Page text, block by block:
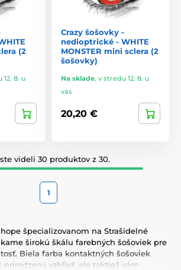
(2
12. 8. u
Crazy šošovky -
nedioptrické - WHITE
MONSTER mini sclera (2
šošovky)
Na sklade, v stredu 12. 8. u
vás
20,20 €
videli 30 produktov z 30.
1
špecializovanom na Strašidelné
širokú škálu farebných šošoviek pre
Biela farba kontaktných šošoviek
prirodzený vzhľad, ale taktiež vám